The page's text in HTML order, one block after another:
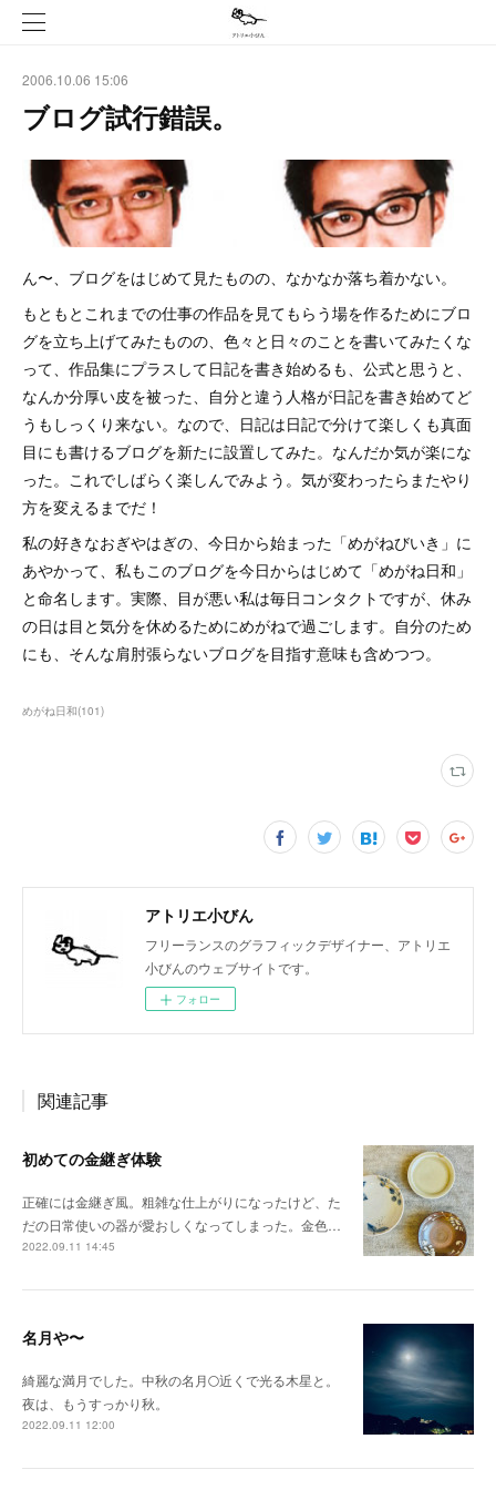
2006.10.06 15:06
ブログ試行錯誤。
ん〜、ブログをはじめて見たものの、なかなか落ち着かない。
もともとこれまでの仕事の作品を見てもらう場を作るためにブロ
グを立ち上げてみたものの、色々と日々のことを書いてみたくな
って、作品集にプラスして日記を書き始めるも、公式と思うと、
なんか分厚い皮を被った、自分と違う人格が日記を書き始めてど
うもしっくり来ない。なので、日記は日記で分けて楽しくも真面
目にも書けるブログを新たに設置してみた。なんだか気が楽にな
った。これでしばらく楽しんでみよう。気が変わったらまたやり
方を変えるまでだ！
私の好きなおぎやはぎの、今日から始まった「めがねびいき」に
あやかって、私もこのブログを今日からはじめて「めがね日和」
と命名します。実際、目が悪い私は毎日コンタクトですが、休み
の日は目と気分を休めるためにめがねで過ごします。自分のため
にも、そんな肩肘張らないブログを目指す意味も含めつつ。
めがね日和(101)
アトリエ小びん
フリーランスのグラフィックデザイナー、アトリエ
小びんのウェブサイトです。
フォロー
関連記事
初めての金継ぎ体験
正確には金継ぎ風。粗雑な仕上がりになったけど、た
だの日常使いの器が愛おしくなってしまった。金色…
2022.09.11 14:45
名月や〜
綺麗な満月でした。中秋の名月🌕近くで光る木星と。
夜は、もうすっかり秋。
2022.09.11 12:00